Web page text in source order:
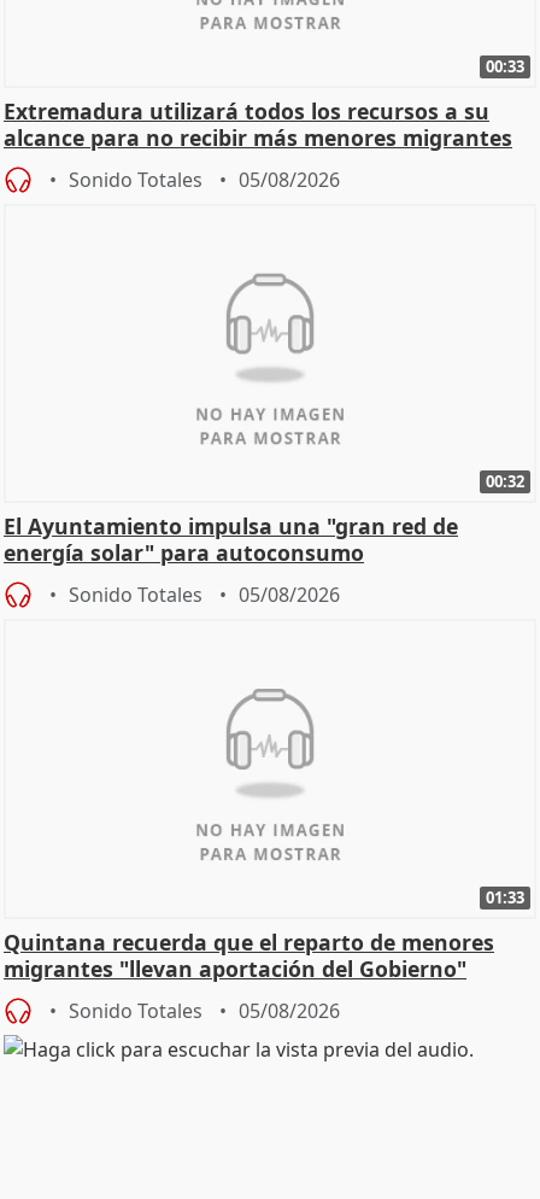
00:33
Extremadura utilizará todos los recursos a su
alcance para no recibir más menores migrantes
Sonido Totales 05/08/2026
00:32
El Ayuntamiento impulsa una "gran red de
energía solar" para autoconsumo
Sonido Totales 05/08/2026
01:33
Quintana recuerda que el reparto de menores
migrantes "llevan aportación del Gobierno"
central
Sonido Totales 05/08/2026